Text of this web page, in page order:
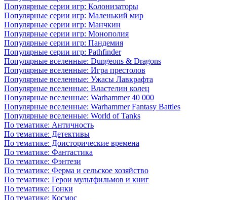
Популярные серии игр: Колонизаторы
Популярные серии игр: Маленький мир
Популярные серии игр: Манчкин
Популярные серии игр: Монополия
Популярные серии игр: Пандемия
Популярные серии игр: Pathfinder
Популярные вселенные: Dungeons & Dragons
Популярные вселенные: Игра престолов
Популярные вселенные: Ужасы Лавкрафта
Популярные вселенные: Властелин колец
Популярные вселенные: Warhammer 40 000
Популярные вселенные: Warhammer Fantasy Battles
Популярные вселенные: World of Tanks
По тематике: Античность
По тематике: Детективы
По тематике: Доисторические времена
По тематике: Фантастика
По тематике: Фэнтези
По тематике: Ферма и сельское хозяйство
По тематике: Герои мультфильмов и книг
По тематике: Гонки
По тематике: Космос